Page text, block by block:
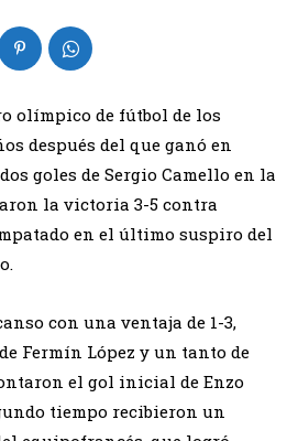
olímpico de fútbol de los
después del que ganó en
goles de Sergio Camello en la
la victoria 3-5 contra
en el último suspiro del
con una ventaja de 1-3,
Fermín López y un tanto de
el gol inicial de Enzo
tiempo recibieron un